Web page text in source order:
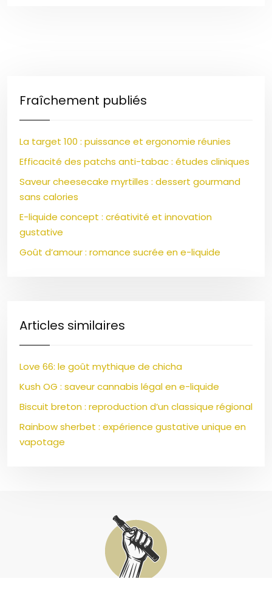
Fraîchement publiés
La target 100 : puissance et ergonomie réunies
Efficacité des patchs anti-tabac : études cliniques
Saveur cheesecake myrtilles : dessert gourmand
sans calories
E-liquide concept : créativité et innovation
gustative
Goût d’amour : romance sucrée en e-liquide
Articles similaires
Love 66: le goût mythique de chicha
Kush OG : saveur cannabis légal en e-liquide
Biscuit breton : reproduction d’un classique régional
Rainbow sherbet : expérience gustative unique en
vapotage